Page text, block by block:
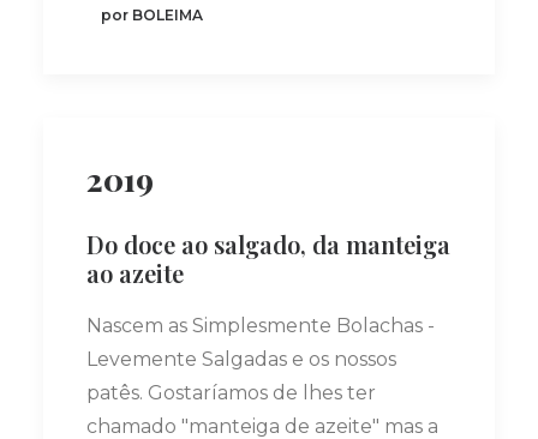
por BOLEIMA
2019
Do doce ao salgado, da manteiga
ao azeite
Nascem as Simplesmente Bolachas -
Levemente Salgadas e os nossos
patês. Gostaríamos de lhes ter
chamado "manteiga de azeite" mas a